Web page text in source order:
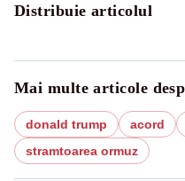
Distribuie articolul
Mai multe articole
donald trump acord
stramtoarea ormuz